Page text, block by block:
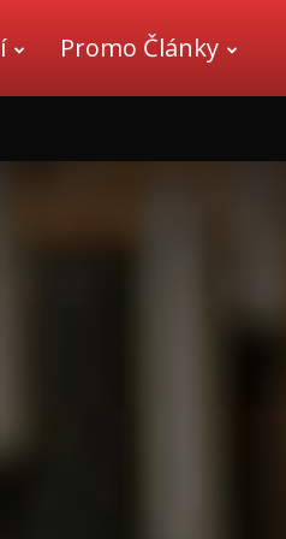
Promo Články